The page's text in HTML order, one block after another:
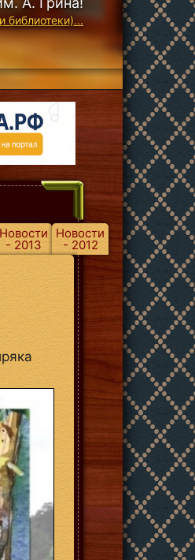
библиотеки)...
Новости
- 2013
Новости
- 2012